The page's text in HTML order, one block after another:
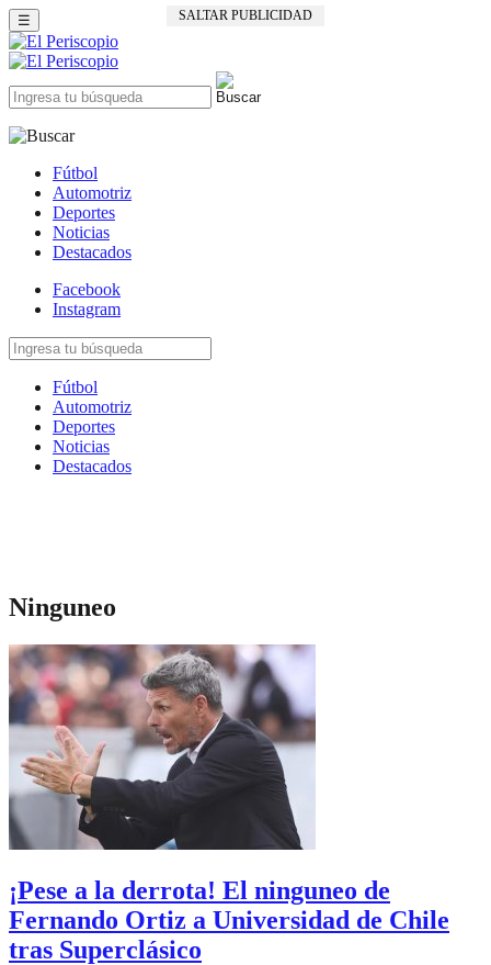
SALTAR PUBLICIDAD
☰
Fútbol
Automotriz
Deportes
Noticias
Destacados
Facebook
Instagram
Fútbol
Automotriz
Deportes
Noticias
Destacados
Ninguneo
¡Pese a la derrota! El ninguneo de
Fernando Ortiz a Universidad de Chile
tras Superclásico